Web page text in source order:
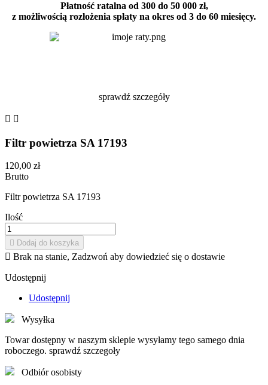
Płatność ratalna od 300 do 50 000 zł,
z możliwością rozłożenia spłaty na okres od 3 do 60 miesięcy.
sprawdź szczegóły
 
Filtr powietrza SA 17193
120,00 zł
Brutto
Filtr powietrza SA 17193
Ilość
 Dodaj do koszyka
 Brak na stanie, Zadzwoń aby dowiedzieć się o dostawie
Udostępnij
Udostępnij
Wysyłka
Towar dostępny w naszym sklepie wysyłamy tego samego dnia
roboczego. sprawdź szczegoły
Odbiór osobisty